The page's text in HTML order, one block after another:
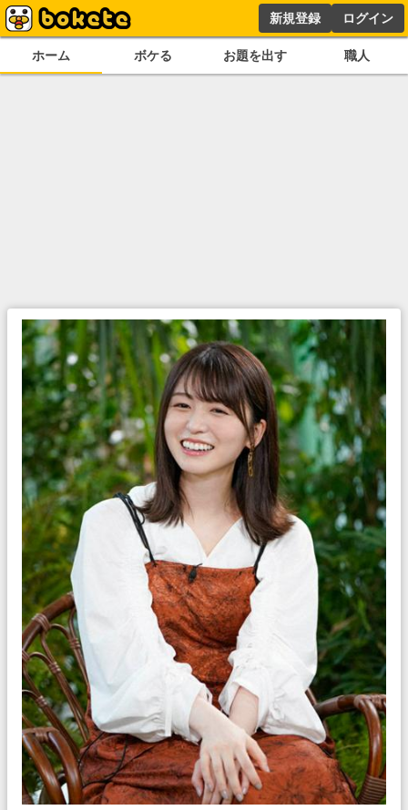
新規登録 ログイン
ホーム ボケる お題を出す 職人